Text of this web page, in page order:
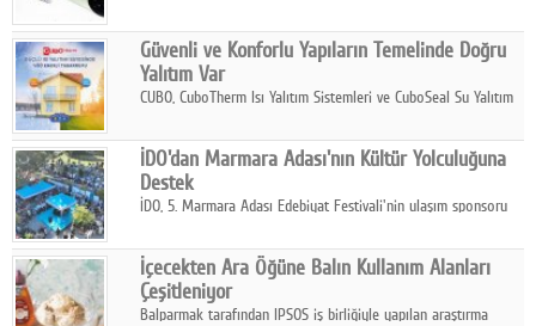
insanını, kültürünü ve yaşamını portre fotoğraflarıyla
anlatmaya davet ediyor.
Güvenli ve Konforlu Yapıların Temelinde Doğru
Yalıtım Var
CUBO, CuboTherm Isı Yalıtım Sistemleri ve CuboSeal Su Yalıtım
ve sürdürülebilir çözümler sunuyor.
İDO'dan Marmara Adası'nın Kültür Yolculuğuna
Destek
İDO, 5. Marmara Adası Edebiyat Festivali'nin ulaşım sponsoru
ettiriyor.
İçecekten Ara Öğüne Balın Kullanım Alanları
Çeşitleniyor
Balparmak tarafından IPSOS iş birliğiyle yapılan araştırma